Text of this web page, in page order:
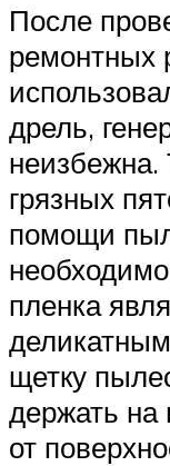
После
ремонтных
дрель,
неизбежна.
грязных
помощи
пленка
щетку
держать на
от